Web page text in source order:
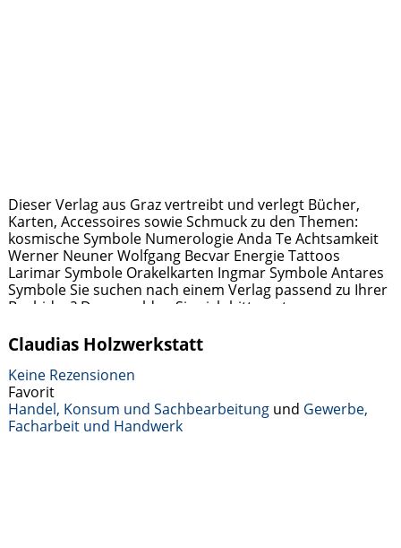
Dieser Verlag aus Graz vertreibt und verlegt Bücher,
Karten, Accessoires sowie Schmuck zu den Themen:
kosmische Symbole Numerologie Anda Te Achtsamkeit
Werner Neuner Wolfgang Becvar Energie Tattoos
Larimar Symbole Orakelkarten Ingmar Symbole Antares
Symbole Sie suchen nach einem Verlag passend zu Ihrer
Buchidee? Dann melden Sie sich bitte unter
beraten zu dürfen. IhrWeiterlesen …
Claudias Holzwerkstatt
Keine Rezensionen
Favorit
Handel, Konsum und Sachbearbeitung und Gewerbe,
Facharbeit und Handwerk